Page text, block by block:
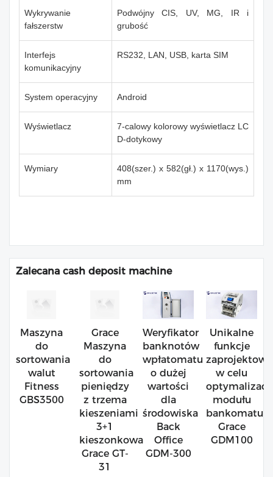
Wykrywanie
fałszerstw
Podwójny CIS, UV, MG, IR i
grubość
Interfejs
komunikacyjny
RS232, LAN, USB, karta SIM
System operacyjny Android
Wyświetlacz
7-calowy kolorowy wyświetlacz LC
D-dotykowy
Wymiary
408(szer.) x 582(gł.) x 1170(wys.)
mm
Zalecana cash deposit machine
Maszyna
do
sortowania
walut
Fitness
GBS3500
Grace
Maszyna
do
sortowania
pieniędzy
z trzema
kieszeniami
3+1
kieszonkowa
Grace GT-
31
Weryfikator
banknotów
wpłatomatu
o dużej
wartości
dla
środowiska
Back
Office
GDM-300
Unikalne
funkcje
w celu
optymalizacji
modułu
bankomatu
Grace
GDM100